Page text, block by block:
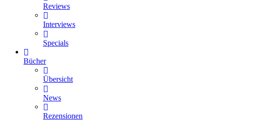
Reviews
Interviews
Specials
Bücher
Übersicht
News
Rezensionen